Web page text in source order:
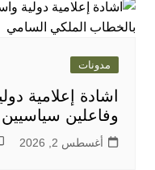
مدونات
اشادة إعلامية
وفاعلين
أغسطس 2, 2026